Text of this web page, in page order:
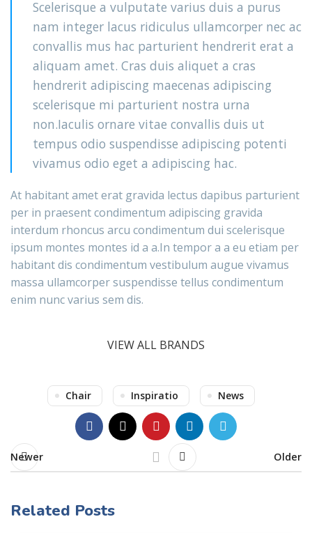
Scelerisque a vulputate varius duis a purus
nam integer lacus ridiculus ullamcorper nec ac
convallis mus hac parturient hendrerit erat a
aliquam amet. Cras duis aliquet a cras
hendrerit adipiscing maecenas adipiscing
scelerisque mi parturient nostra urna
non.Iaculis ornare vitae convallis duis ut
tempus odio suspendisse adipiscing potenti
vivamus odio eget a adipiscing hac.
At habitant amet erat gravida lectus dapibus parturient
per in praesent condimentum adipiscing gravida
interdum rhoncus arcu condimentum dui scelerisque
ipsum montes montes id a a.In tempor a a eu etiam per
habitant dis condimentum vestibulum augue vivamus
massa ullamcorper suspendisse tellus condimentum
enim nunc varius sem dis.
VIEW ALL BRANDS
Chair Inspiratio News
Newer Older
Related Posts